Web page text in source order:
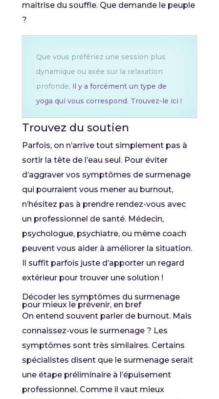
maîtrise du souffle. Que demande le peuple
?
Que vous préfériez une session plus
dynamique ou axée sur la relaxation
profonde, il y a forcément un type de
yoga qui vous correspond. Trouvez-le ici !
Trouvez du soutien
Parfois, on n’arrive tout simplement pas à
sortir la tête de l’eau seul. Pour éviter
d’aggraver vos symptômes de surmenage
qui pourraient vous mener au burnout,
n’hésitez pas à prendre rendez-vous avec
un professionnel de santé. Médecin,
psychologue, psychiatre, ou même coach
peuvent vous aider à améliorer la situation.
Il suffit parfois juste d’apporter un regard
extérieur pour trouver une solution !
Décoder les symptômes du surmenage
pour mieux le prévenir, en bref
On entend souvent parler de burnout. Mais
connaissez-vous le surmenage ? Les
symptômes sont très similaires. Certains
spécialistes disent que le surmenage serait
une étape préliminaire à l’épuisement
professionnel. Comme il vaut mieux